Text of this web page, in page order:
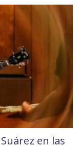
en las